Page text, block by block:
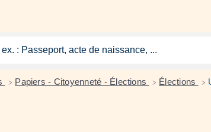
> Papiers - Citoyenneté - Élections > Élections >